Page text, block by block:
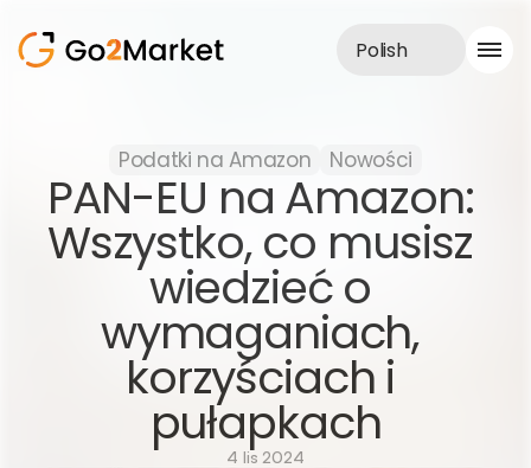
Realizacje
Case Study
Blog
O nas
Usługi
Polish
Podatki na Amazon Nowości
PAN-EU na Amazon:
Wszystko, co musisz
wiedzieć o
wymaganiach,
korzyściach i
pułapkach
4 lis 2024